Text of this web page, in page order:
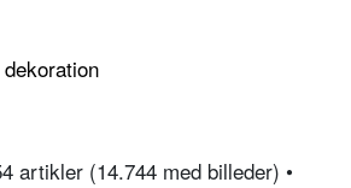
artikler (14.744 med billeder) •